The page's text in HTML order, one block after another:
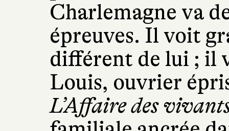
Charlemagne va
épreuves. Il voit
différent de lui ; il
Louis, ouvrier
L’Affaire des